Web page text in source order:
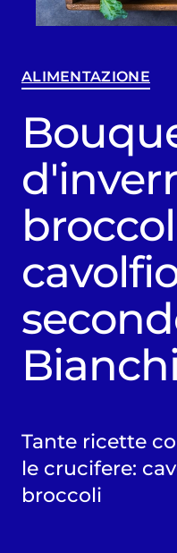
ALIMENTAZIONE
Bianchi
Tante ricette
le crucifere:
broccoli